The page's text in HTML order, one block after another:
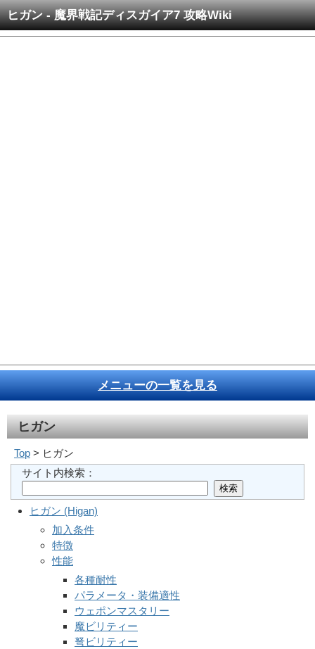
ヒガン - 魔界戦記ディスガイア7 攻略Wiki
メニューの一覧を見る
ヒガン
Top > ヒガン
サイト内検索：
ヒガン (Higan)
加入条件
特徴
性能
各種耐性
パラメータ・装備適性
ウェポンマスタリー
魔ビリティー
弩ビリティー